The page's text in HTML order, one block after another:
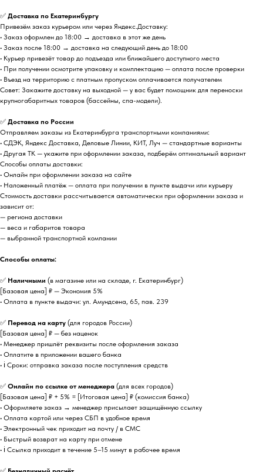
✅ Доставка по Екатеринбургу
Привезём заказ курьером или через Яндекс.Доставку:
• Заказ оформлен до 18:00 → доставка в этот же день
• Заказ после 18:00 → доставка на следующий день до 18:00
• Курьер привезёт товар до подъезда или ближайшего доступного места
• При получении осмотрите упаковку и комплектацию — оплата после проверки
• Въезд на территорию с платным пропуском оплачивается получателем
Совет: Закажите доставку на выходной — у вас будет помощник для переноски
крупногабаритных товаров (бассейны, спа-модели).
✅ Доставка по России
Отправляем заказы из Екатеринбурга транспортными компаниями:
• СДЭК, Яндекс Доставка, Деловые Линии, КИТ, Луч — стандартные варианты
• Другая ТК — укажите при оформлении заказа, подберём оптимальный вариант
Способы оплаты доставки:
• Онлайн при оформлении заказа на сайте
• Наложенный платёж — оплата при получении в пункте выдачи или курьеру
Стоимость доставки рассчитывается автоматически при оформлении заказа и
зависит от:
— региона доставки
— веса и габаритов товара
— выбранной транспортной компании
Способы оплаты:
✅ Наличными (в магазине или на складе, г. Екатеринбург)
[Базовая цена] ₽ — Экономия 5%
• Оплата в пункте выдачи: ул. Амундсена, 65, пав. 239
✅ Перевод на карту (для городов России)
[Базовая цена] ₽ — без наценок
• Менеджер пришлёт реквизиты после оформления заказа
• Оплатите в приложении вашего банка
• ℹ️ Сроки: отправка заказа после поступления средств
✅ Онлайн по ссылке от менеджера (для всех городов)
[Базовая цена] ₽ + 5% = [Итоговая цена] ₽ (комиссия банка)
• Оформляете заказ → менеджер присылает защищённую ссылку
• Оплата картой или через СБП в удобное время
• Электронный чек приходит на почту / в СМС
• Быстрый возврат на карту при отмене
• ℹ️ Ссылка приходит в течение 5–15 минут в рабочее время